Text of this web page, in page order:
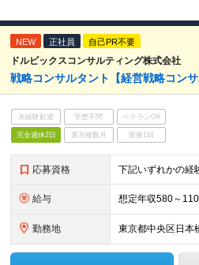
NEW 正社員 自己PR不要
ドルビックスコンサルティング株式会社
戦略コンサルタント【経営戦略コンサ
未経験歓迎 学歴不問 ベテランOK
完全週休2日 賞与複数月 面接1回
応募資格
給与
勤務地